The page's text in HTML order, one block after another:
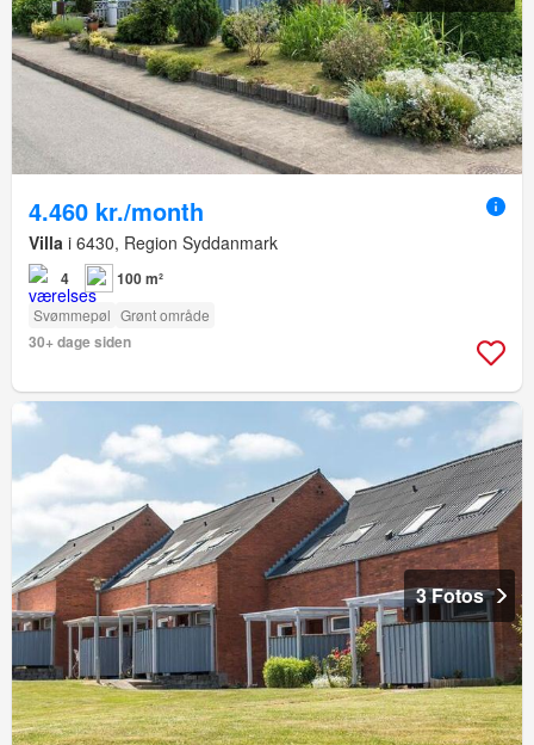
4.460 kr./month
Villa i 6430, Region Syddanmark
4 100 m²
Svømmepøl Grønt område
30+ dage siden
3 Fotos